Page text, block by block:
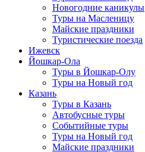
Новогодние каникулы
Туры на Масленицу
Майские праздники
Туристические поезда
Ижевск
Йошкар-Ола
Туры в Йошкар-Олу
Туры на Новый год
Казань
Туры в Казань
Автобусные туры
Событийные туры
Туры на Новый год
Майские праздники